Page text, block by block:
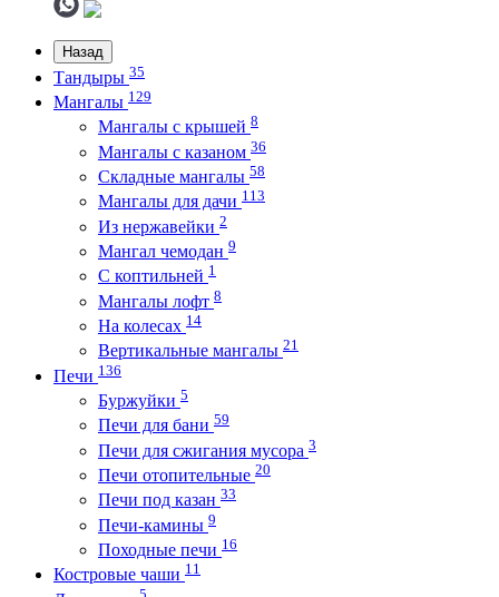
Назад
Тандыры 35
Мангалы 129
Мангалы с крышей 8
Мангалы с казаном 36
Складные мангалы 58
Мангалы для дачи 113
Из нержавейки 2
Мангал чемодан 9
С коптильней 1
Мангалы лофт 8
На колесах 14
Вертикальные мангалы 21
Печи 136
Буржуйки 5
Печи для бани 59
Печи для сжигания мусора 3
Печи отопительные 20
Печи под казан 33
Печи-камины 9
Походные печи 16
Костровые чаши 11
5